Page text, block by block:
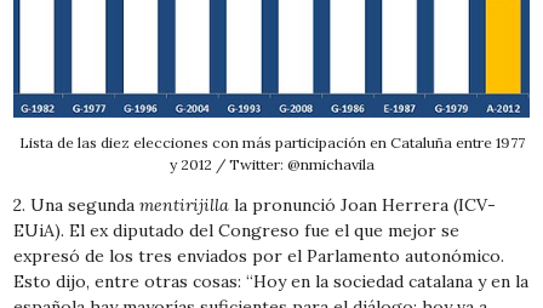
Lista de las diez elecciones con más participación en Cataluña entre 1977
y 2012 / Twitter: @nmichavila
2. Una segundamentirijilla la pronunció Joan Herrera (ICV-
EUiA). El ex diputado del Congreso fue el que mejor se
expresó de los tres enviados por el Parlamento autonómico.
Esto dijo, entre otras cosas: “Hoy en la sociedad catalana y en la